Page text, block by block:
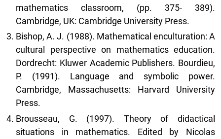
mathematics classroom, (pp. 375- 389).
Cambridge, UK: Cambridge University Press.
Bishop, A. J. (1988). Mathematical enculturation: A
cultural perspective on mathematics education.
Dordrecht: Kluwer Academic Publishers. Bourdieu,
P. (1991). Language and symbolic power.
Cambridge, Massachusetts: Harvard University
Press.
Brousseau, G. (1997). Theory of didactical
situations in mathematics. Edited by Nicolas